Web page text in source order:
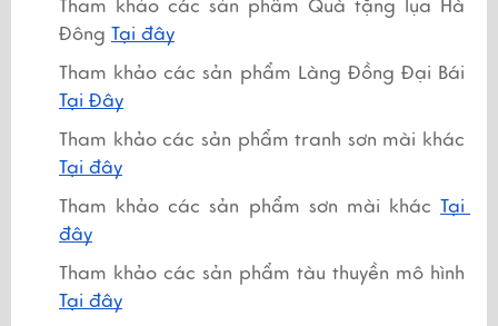
Tham khảo các sản phẩm Quà tặng lụa Hà
Đông Tại đây
Tại Đây
Tại đây
Tham khảo các sản phẩm sơn mài khác Tại
đây
Tham khảo các sản phẩm tàu thuyền mô hình
Tại đây